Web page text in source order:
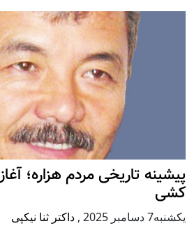
پيشينه تاريخی مردم هزاره؛
کشی
يكشنبه7 دسامبر 2025 , داکتر ثنا نیکپی